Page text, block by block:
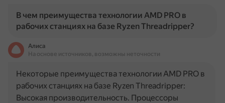
В чем преимущества технологии AMD PRO в
рабочих станциях на базе Ryzen Threadripper?
Алиса
На основе источников, возможны неточности
Некоторые преимущества технологии AMD PRO в
рабочих станциях на базе Ryzen Threadripper:
Высокая производительность. Процессоры